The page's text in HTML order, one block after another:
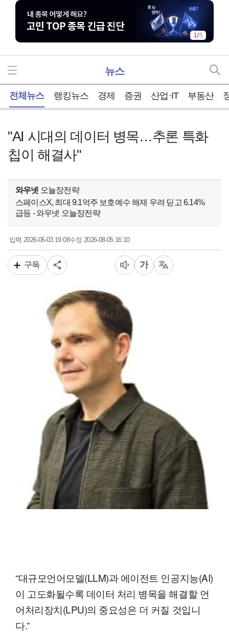
1/5
뉴스
전체뉴스 랭킹뉴스 경제 증권 산업·IT 부동산
"AI 시대의 데이터 병목…추론 특화
칩이 해결사"
와우넷 오늘장전략
스페이스X, 최대 9.1억주 보호예수 해제 우려 딛고 6.14%
급등 - 와우넷 오늘장전략
입력2026-06-03 19:08수정 2026-08-05 16:10
구독
“대규모언어모델(LLM)과 에이전트 인공지능(AI)
이 고도화될수록 데이터 처리 병목을 해결할 언
어처리장치(LPU)의 중요성은 더 커질 것입니
다.”